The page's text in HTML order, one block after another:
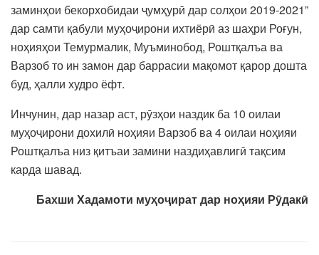
заминҳои бекорхобидаи ҷумҳурӣ дар солҳои 2019-2021”
дар самти қабули муҳоҷирони ихтиёрӣ аз шаҳри Роғун,
ноҳияҳои Темурмалик, Муъминобод, Роштқалъа ва
Варзоб то ин замон дар баррасии мақомот қарор дошта
буд, ҳалли худро ёфт.
Инчунин, дар назар аст, рӯзҳои наздик ба 10 оилаи
муҳоҷирони дохилӣ ноҳияи Варзоб ва 4 оилаи ноҳияи
Роштқалъа низ қитъаи замини наздиҳавлигӣ тақсим
карда шавад.
Бахши Хадамоти муҳоҷират дар ноҳияи Рӯдакӣ